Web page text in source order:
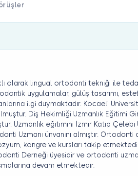
olarak lingual ortodonti tekniği ile
uygulamalar, gülüş tasarımı,
ilgi duymaktadır. Kocaeli
Diş Hekimliği Uzmanlık Eğitimi
Uzmanlık eğitimini İzmir Katip Çelebi
Uzmanı ünvanını almıştır. Ortodonti
kongre ve kursları takip
Derneği üyesidir ve ortodonti
devam etmektedir.